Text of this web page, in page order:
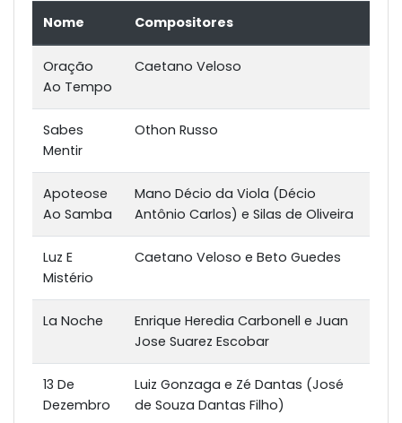
Nome Compositores
Oração
Ao Tempo
Caetano Veloso
Sabes
Mentir
Othon Russo
Apoteose
Ao Samba
Mano Décio da Viola (Décio
Antônio Carlos) e Silas de Oliveira
Luz E
Mistério
Caetano Veloso e Beto Guedes
La Noche
Enrique Heredia Carbonell e Juan
Jose Suarez Escobar
13 De
Dezembro
Luiz Gonzaga e Zé Dantas (José
de Souza Dantas Filho)